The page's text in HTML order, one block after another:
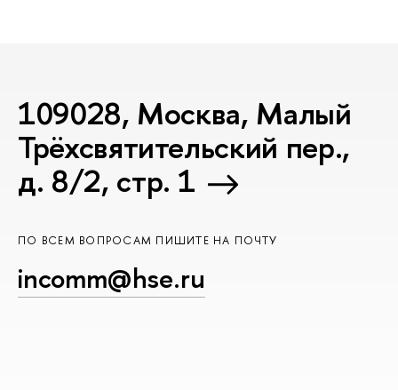
109028, Москва, Малый
Трёхсвятительский пер.,
д. 8/2, стр. 1
ПО ВСЕМ ВОПРОСАМ ПИШИТЕ НА ПОЧТУ
incomm@hse.ru